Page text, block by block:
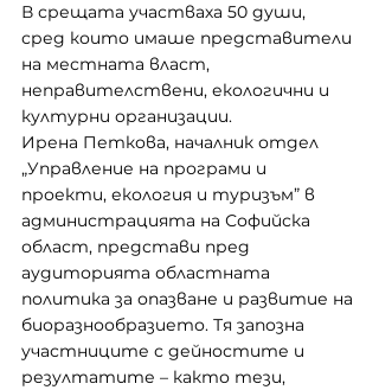
В срещата участваха 50 души,
сред които имаше представители
на местната власт,
неправителствени, екологични и
културни организации.
Ирена Петкова, началник отдел
„Управление на програми и
проекти, екология и туризъм” в
администрацията на Софийска
област, представи пред
аудиторията областната
политика за опазване и развитие на
биоразнообразието. Тя запозна
участниците с дейностите и
резултатите – както тези,